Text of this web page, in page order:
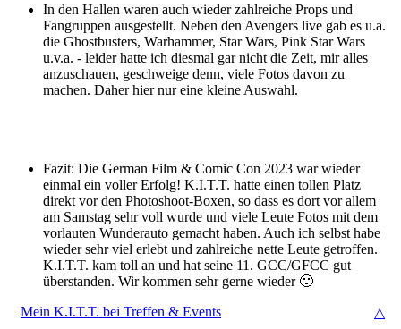
In den Hallen waren auch wieder zahlreiche Props und
Fangruppen ausgestellt. Neben den Avengers live gab es u.a.
die Ghostbusters, Warhammer, Star Wars, Pink Star Wars
u.v.a. - leider hatte ich diesmal gar nicht die Zeit, mir alles
anzuschauen, geschweige denn, viele Fotos davon zu
machen. Daher hier nur eine kleine Auswahl.
Fazit: Die German Film & Comic Con 2023 war wieder
einmal ein voller Erfolg! K.I.T.T. hatte einen tollen Platz
direkt vor den Photoshoot-Boxen, so dass es dort vor allem
am Samstag sehr voll wurde und viele Leute Fotos mit dem
vorlauten Wunderauto gemacht haben. Auch ich selbst habe
wieder sehr viel erlebt und zahlreiche nette Leute getroffen.
K.I.T.T. kam toll an und hat seine 11. GCC/GFCC gut
überstanden. Wir kommen sehr gerne wieder 🙂
Mein K.I.T.T. bei Treffen & Events
△